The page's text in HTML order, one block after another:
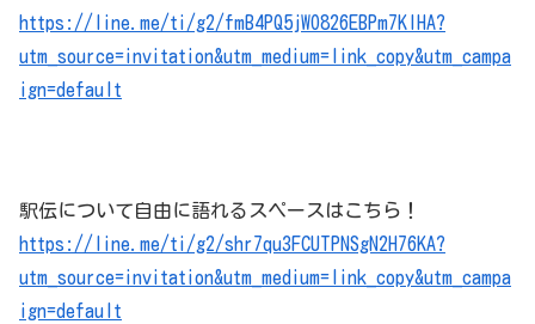
https://line.me/ti/g2/fmB4PQ5jWO826EBPm7KIHA?
utm_source=invitation&utm_medium=link_copy&utm_campa
ign=default
駅伝について自由に語れるスペースはこちら！
https://line.me/ti/g2/shr7qu3FCUTPNSgN2H76KA?
utm_source=invitation&utm_medium=link_copy&utm_campa
ign=default